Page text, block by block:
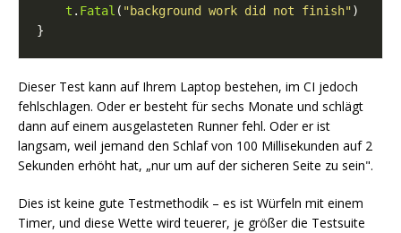
t . Fatal ( "background work did not finish"
Dieser Test kann auf Ihrem Laptop bestehen, im CI jedoch
fehlschlagen. Oder er besteht für sechs Monate und schlägt
dann auf einem ausgelasteten Runner fehl. Oder er ist
langsam, weil jemand den Schlaf von 100 Millisekunden auf 2
Sekunden erhöht hat, „nur um auf der sicheren Seite zu sein".
Dies ist keine gute Testmethodik – es ist Würfeln mit einem
Timer, und diese Wette wird teuerer, je größer die Testsuite